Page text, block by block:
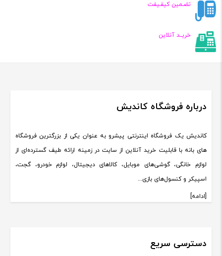
تضـمین کیفـیفت
خریــد آنلاین
درباره فروشگاه کاندیش
کاندیش یک فروشگاه اینترنتی پیشرو به عنوان یکی از بزرگترین فروشگاه
های بانه با قابلیت خرید آنلاین از سایت در زمینه ارائه طیف گسترده‌ای از
لوازم خانگی، گوشی‌های موبایل، کالاهای دیجیتال، لوازم خودرو، گجت،
اسپیکر و کنسول‌های بازی...
[ادامه]
دسترسی سریع